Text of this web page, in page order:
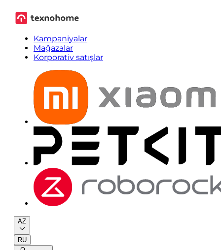
Kampaniyalar
Mağazalar
Korporativ satışlar
AZ
RU